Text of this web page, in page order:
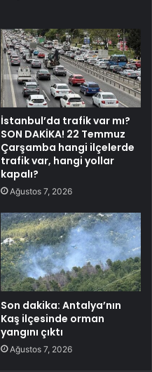
İstanbul’da trafik var mı?
SON DAKİKA! 22 Temmuz
Çarşamba hangi ilçelerde
trafik var, hangi yollar
kapalı?
Ağustos 7, 2026
Son dakika: Antalya’nın
Kaş ilçesinde orman
yangını çıktı
Ağustos 7, 2026